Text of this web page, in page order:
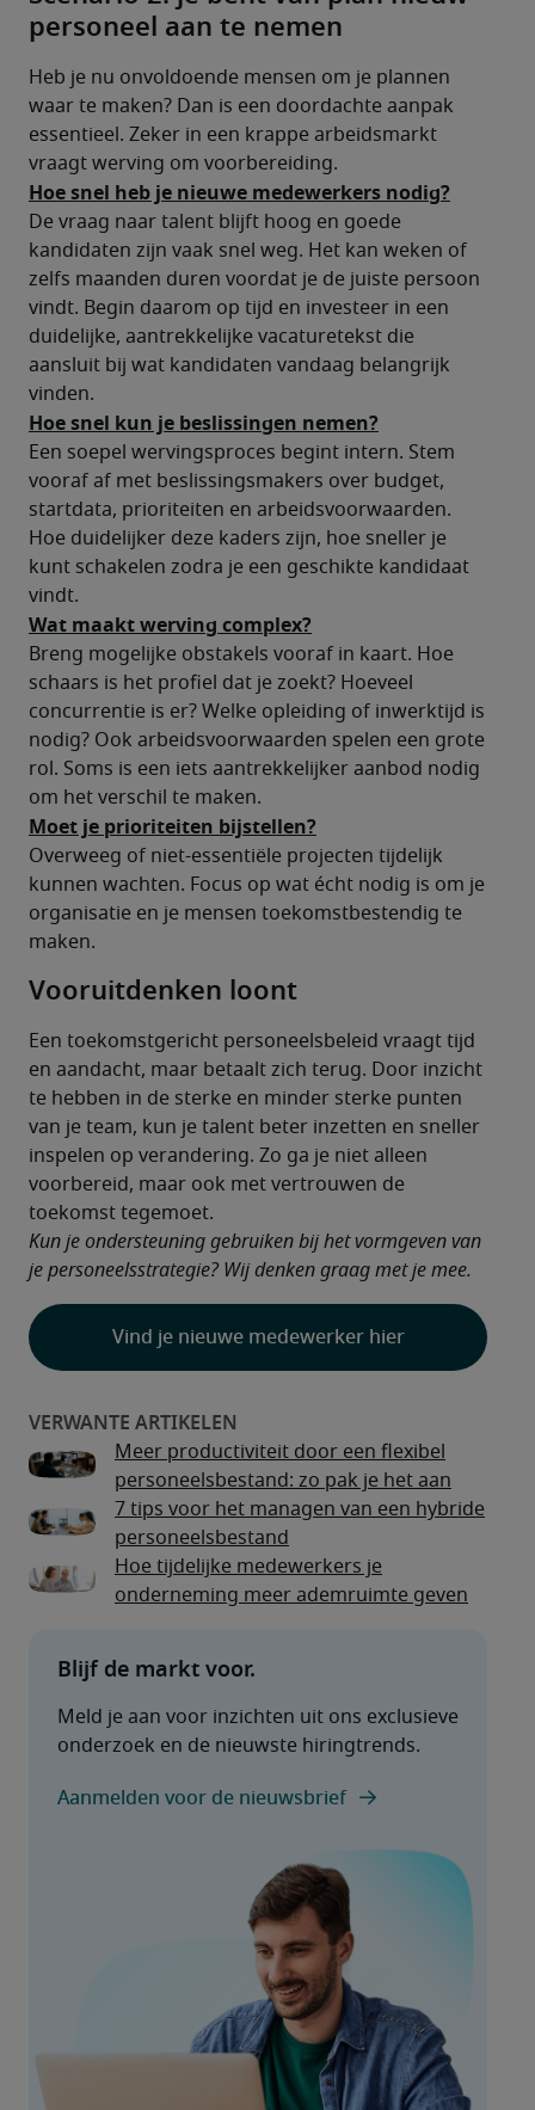
personeel aan te nemen
Heb je nu onvoldoende mensen om je plannen
waar te maken? Dan is een doordachte aanpak
essentieel. Zeker in een krappe arbeidsmarkt
vraagt werving om voorbereiding.
Hoe snel heb je nieuwe medewerkers nodig?
De vraag naar talent blijft hoog en goede
kandidaten zijn vaak snel weg. Het kan weken of
zelfs maanden duren voordat je de juiste persoon
vindt. Begin daarom op tijd en investeer in een
duidelijke, aantrekkelijke vacaturetekst die
aansluit bij wat kandidaten vandaag belangrijk
vinden.
Hoe snel kun je beslissingen nemen?
Een soepel wervingsproces begint intern. Stem
vooraf af met beslissingsmakers over budget,
startdata, prioriteiten en arbeidsvoorwaarden.
Hoe duidelijker deze kaders zijn, hoe sneller je
kunt schakelen zodra je een geschikte kandidaat
vindt.
Wat maakt werving complex?
Breng mogelijke obstakels vooraf in kaart. Hoe
schaars is het profiel dat je zoekt? Hoeveel
concurrentie is er? Welke opleiding of inwerktijd is
nodig? Ook arbeidsvoorwaarden spelen een grote
rol. Soms is een iets aantrekkelijker aanbod nodig
om het verschil te maken.
Moet je prioriteiten bijstellen?
Overweeg of niet-essentiële projecten tijdelijk
kunnen wachten. Focus op wat écht nodig is om je
organisatie en je mensen toekomstbestendig te
maken.
Vooruitdenken loont
Vind je nieuwe medewerker hier
Een toekomstgericht personeelsbeleid vraagt tijd
en aandacht, maar betaalt zich terug. Door inzicht
te hebben in de sterke en minder sterke punten
van je team, kun je talent beter inzetten en sneller
inspelen op verandering. Zo ga je niet alleen
voorbereid, maar ook met vertrouwen de
toekomst tegemoet.
Kun je ondersteuning gebruiken bij het vormgeven van
je personeelsstrategie? Wij denken graag met je mee.
Meer productiviteit door een flexibel
personeelsbestand: zo pak je het aan
7 tips voor het managen van een hybride
personeelsbestand
Hoe tijdelijke medewerkers je
onderneming meer ademruimte geven